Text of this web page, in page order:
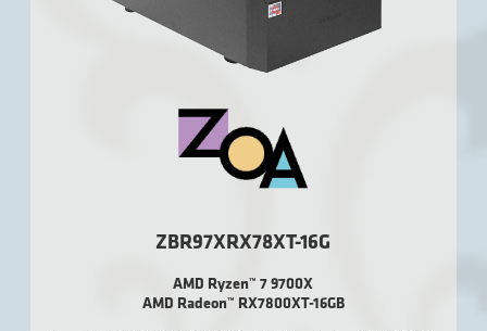
ZBR97XRX78XT-16G
AMD Ryzen™ 7 9700X
AMD Radeon™ RX7800XT-16GB